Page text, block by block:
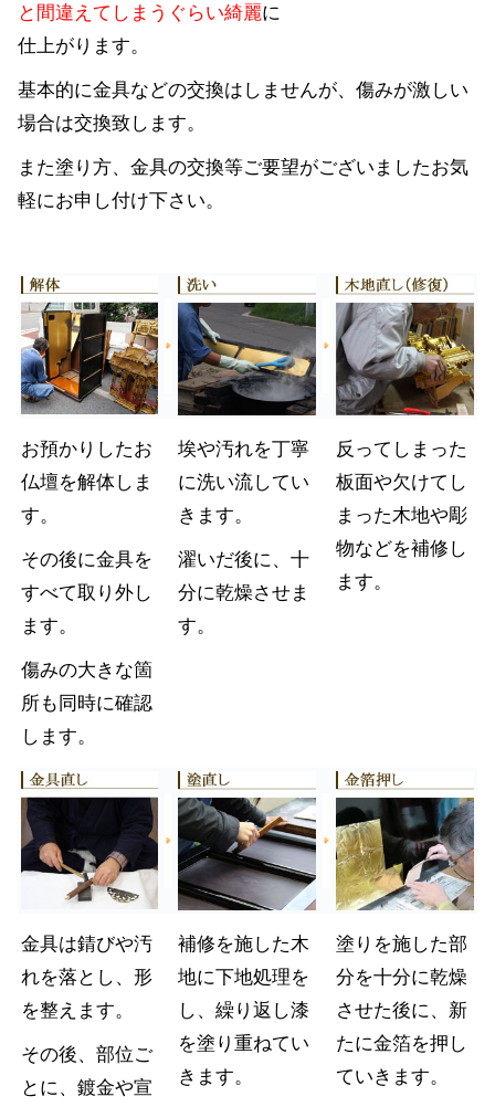
と間違えてしまうぐらい綺麗に
仕上がります。
基本的に金具などの交換はしませんが、傷みが激しい
場合は交換致します。
また塗り方、金具の交換等ご要望がございましたお気
軽にお申し付け下さい。
お預かりしたお
仏壇を解体しま
す。
その後に金具を
すべて取り外し
ます。
傷みの大きな箇
所も同時に確認
します。
埃や汚れを丁寧
に洗い流してい
きます。
濯いだ後に、十
分に乾燥させま
す。
反ってしまった
板面や欠けてし
まった木地や彫
物などを補修し
ます。
金具は錆びや汚
れを落とし、形
を整えます。
その後、部位ご
とに、鍍金や宣
補修を施した木
地に下地処理を
し、繰り返し漆
を塗り重ねてい
きます。
塗りを施した部
分を十分に乾燥
させた後に、新
たに金箔を押し
ていきます。